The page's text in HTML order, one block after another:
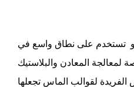
تستخدم على نطاق واسع في
لمعالجة المعادن والبلاستيك
الفريدة لقوالب الماس تجعلها